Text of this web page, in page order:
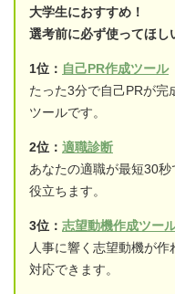
大学生におすすめ！
選考前に必ず使ってほし
1位： 自己PR作成ツール
たった3分で自己PRが完
ツールです。
2位： 適職診断
あなたの適職が最短30
役立ちます。
3位： 志望動機作成ツー
人事に響く志望動機が作
対応できます。